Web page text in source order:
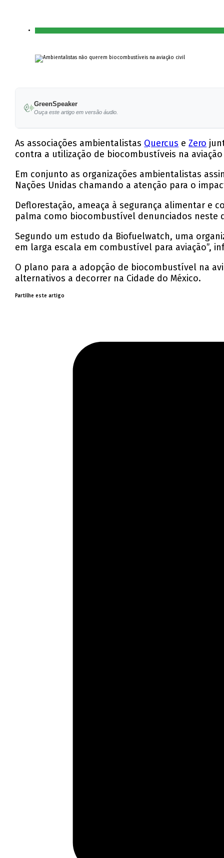
GreenSpeaker
Ouça este artigo em versão áudio.
As associações ambientalistas Quercus eZero
contra a utilização de biocombustíveis na
Em conjunto as organizações ambientalistas
Nações Unidas chamando a atenção para o
Deflorestação, ameaça à segurança alimentar e
palma como biocombustível denunciados neste
Segundo um estudo da Biofuelwatch, uma
em larga escala em combustível para aviação”,
O plano para a adopção de biocombustível na
alternativos a decorrer na Cidade do México.
Partilhe este artigo